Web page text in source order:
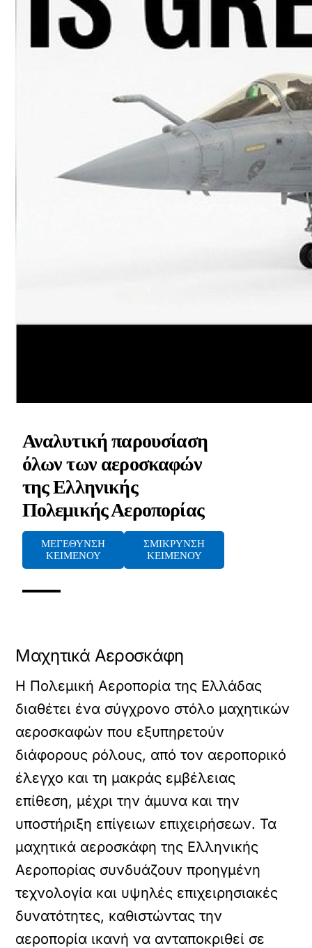
Αναλυτική παρουσίαση
όλων των αεροσκαφών
της Ελληνικής
Πολεμικής Αεροπορίας
ΜΕΓΕΘΥΝΣΗ
ΚΕΙΜΕΝΟΥ
ΣΜΙΚΡΥΝΣΗ
ΚΕΙΜΕΝΟΥ
Μαχητικά Αεροσκάφη
Η Πολεμική Αεροπορία της Ελλάδας
διαθέτει ένα σύγχρονο στόλο μαχητικών
αεροσκαφών που εξυπηρετούν
διάφορους ρόλους, από τον αεροπορικό
έλεγχο και τη μακράς εμβέλειας
επίθεση, μέχρι την άμυνα και την
υποστήριξη επίγειων επιχειρήσεων. Τα
μαχητικά αεροσκάφη της Ελληνικής
Αεροπορίας συνδυάζουν προηγμένη
τεχνολογία και υψηλές επιχειρησιακές
δυνατότητες, καθιστώντας την
αεροπορία ικανή να ανταποκριθεί σε